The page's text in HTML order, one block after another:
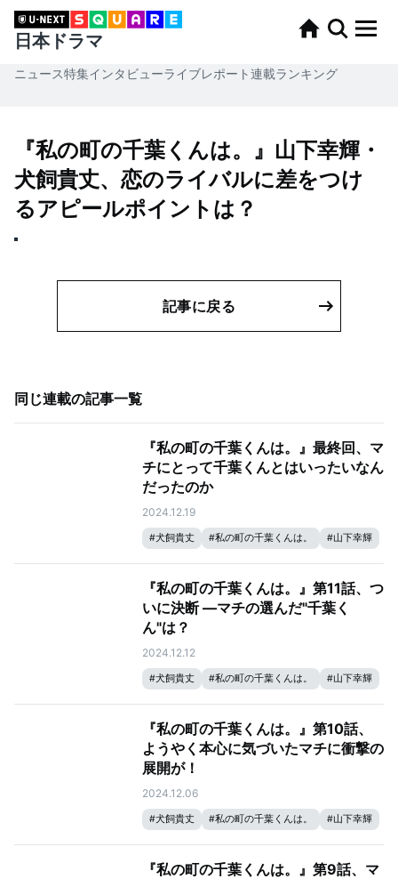
日本ドラマ
ニュース特集インタビューライブレポート連載ランキング
『私の町の千葉くんは。』山下幸輝・
⽝飼貴丈、恋のライバルに差をつけ
るアピールポイントは？
記事に戻る
同じ連載の記事一覧
『私の町の千葉くんは。』最終回、マ
チにとって千葉くんとはいったいなん
だったのか
2024.12.19
#犬飼貴丈 #私の町の千葉くんは。 #山下幸輝
『私の町の千葉くんは。』第11話、つ
いに決断 ―マチの選んだ"千葉く
ん"は？
2024.12.12
#犬飼貴丈 #私の町の千葉くんは。 #山下幸輝
『私の町の千葉くんは。』第10話、
ようやく本心に気づいたマチに衝撃の
展開が！
2024.12.06
#犬飼貴丈 #私の町の千葉くんは。 #山下幸輝
『私の町の千葉くんは。』第9話、マ